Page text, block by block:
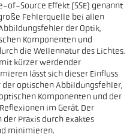
of-Source Effekt (SSE) genannt
Fehlerquelle bei allen
der Optik,
Komponenten und
die Wellennatur des Lichtes.
kürzer werdender
lässt sich dieser Einfluss
optischen Abbildungsfehler,
Komponenten und der
im Gerät. Der
Praxis durch exaktes
minimieren.